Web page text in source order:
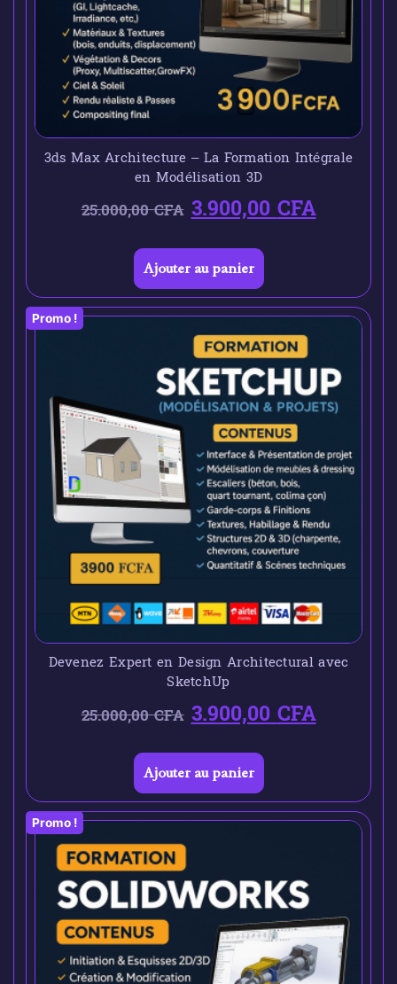
3ds Max Architecture – La Formation Intégrale
en Modélisation 3D
25.000,00CFA 3.900,00CFA
Ajouter au panier
Promo !
Devenez Expert en Design Architectural avec
SketchUp
25.000,00CFA 3.900,00CFA
Ajouter au panier
Promo !